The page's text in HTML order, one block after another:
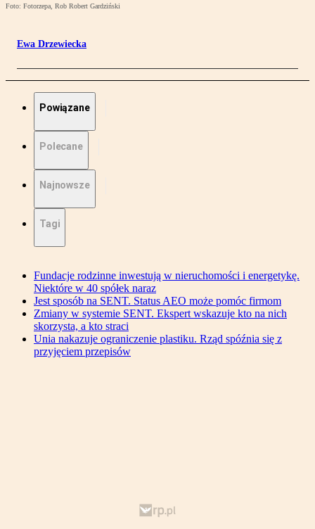
Foto: Fotorzepa, Rob Robert Gardziński
Ewa Drzewiecka
Powiązane
Polecane
Najnowsze
Tagi
Fundacje rodzinne inwestują w nieruchomości i energetykę.
Niektóre w 40 spółek naraz
Jest sposób na SENT. Status AEO może pomóc firmom
Zmiany w systemie SENT. Ekspert wskazuje kto na nich
skorzysta, a kto straci
Unia nakazuje ograniczenie plastiku. Rząd spóźnia się z
przyjęciem przepisów